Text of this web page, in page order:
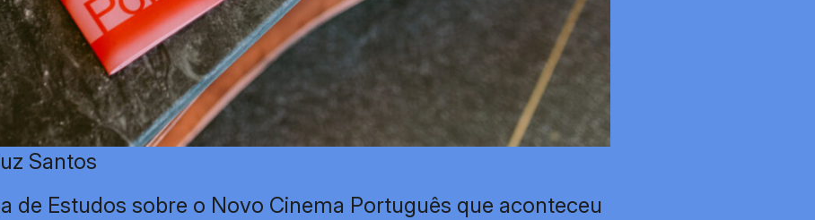
Santos
de Estudos sobre o Novo Cinema Português que aconteceu